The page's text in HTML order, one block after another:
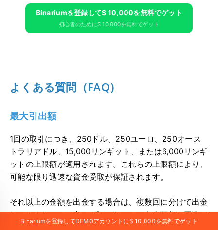
Binariumを登録して$ 10,000を無料でゲット
初心者のために$ 10,000を無料でゲット
よくある質問（FAQ）
最大引出額
1回の取引につき、250ドル、250ユーロ、250オース
トラリアドル、15,000リンギット、または6,000リンギ
ットの上限額が適用されます。これらの上限額により、
可能な限り迅速な資金受取が保証されます。
それ以上の金額を出金する場合は、複数回に分けて出金
してください。口座の種類によって、出金可能な回数が
異なります（詳細は「口座の種類」セクションをご覧く
Binariumを登録してDEMOアカウントに$ 10,000を無料でゲット